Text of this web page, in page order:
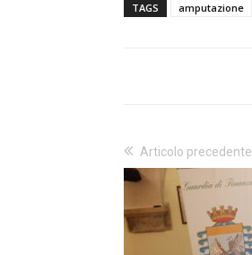
TAGS amputazione
Articolo precedente